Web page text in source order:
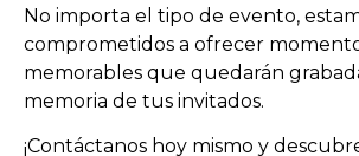
No importa el tipo de evento,
comprometidos a ofrecer
memorables que quedarán
memoria de tus invitados.
¡Contáctanos hoy mismo y